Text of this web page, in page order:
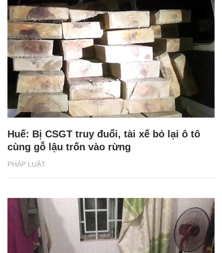
PHÁP LUẬT
Huế: Bị CSGT truy đuổi, tài xế bỏ lại ô tô
cùng gỗ lậu trốn vào rừng